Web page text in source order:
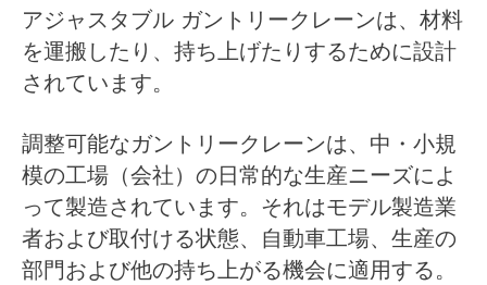
アジャスタブル ガントリークレーンは、材料
を運搬したり、持ち上げたりするために設計
されています。
調整可能なガントリークレーンは、中・小規
模の工場（会社）の日常的な生産ニーズによ
って製造されています。それはモデル製造業
者および取付ける状態、自動車工場、生産の
部門および他の持ち上がる機会に適用する。